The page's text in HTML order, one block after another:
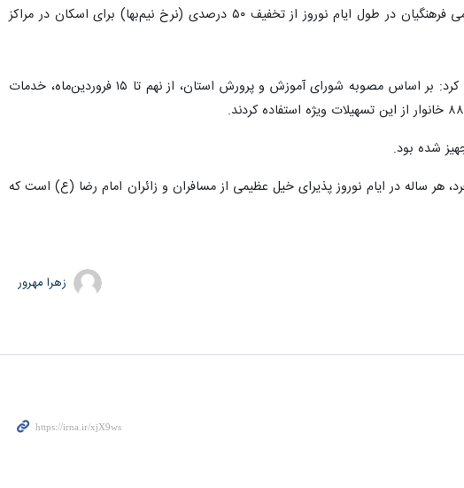
وی با اشاره به سیاست‌های حمایتی از جامعه فرهنگیان افزود: طبق برنامه‌ریزی‌های پیش‌بینی شده، تمامی فرهنگیان در طول ایام نوروز از تخفیف ۵۰ درصدی (نرخ نیم‌بها) برای اسکان در مراکز
مدیرکل آموزش و پرورش خراسان جنوبی با بیان رویکرد حمایتی این نهاد در شرایط خاص کشور تصریح کرد: بر اساس مصوبه شورای آموزش و پرورش استان، از نهم تا ۱۵ فروردین‌ماه، خدمات
هر ساله در ایام نوروز پذیرای خیل عظیمی از مسافران و زائران امام رضا (ع) است که
زهرا مهرور